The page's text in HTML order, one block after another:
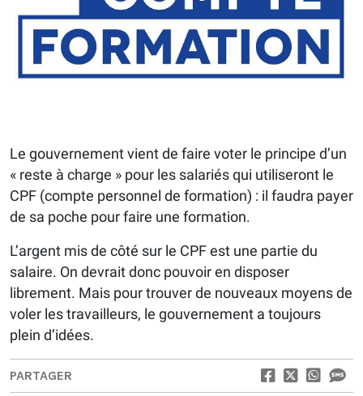
Le gouvernement vient de faire voter le principe d’un
« reste à charge » pour les salariés qui utiliseront le
CPF (compte personnel de formation) : il faudra payer
de sa poche pour faire une formation.
L’argent mis de côté sur le CPF est une partie du
salaire. On devrait donc pouvoir en disposer
librement. Mais pour trouver de nouveaux moyens de
voler les travailleurs, le gouvernement a toujours
plein d’idées.
PARTAGER